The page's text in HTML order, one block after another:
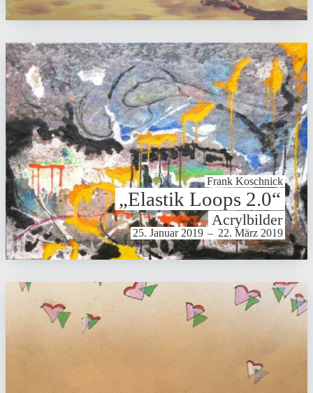
Frank Koschnick
„Elastik Loops 2.0“
Acryl­bilder
25. Januar 2019 – 22. März 2019